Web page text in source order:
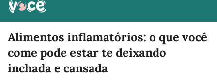
Alimentos inflamatórios: o que você
come pode estar te deixando
inchada e cansada